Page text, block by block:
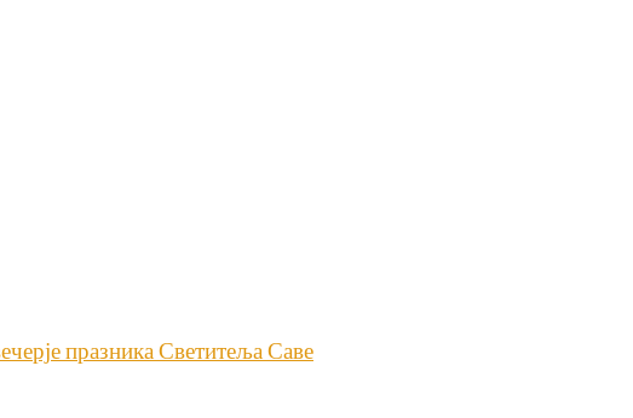
празника Светитеља Саве